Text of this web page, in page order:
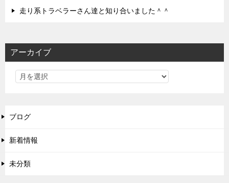
走り系トラベラーさん達と知り合いました＾＾
アーカイブ
ブログ
新着情報
未分類